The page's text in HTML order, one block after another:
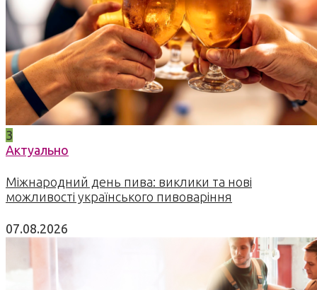
3
Актуально
Міжнародний день пива: виклики та нові
можливості українського пивоваріння
07.08.2026